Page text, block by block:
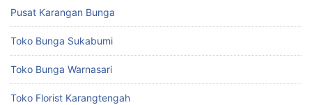
Pusat Karangan Bunga
Toko Bunga Sukabumi
Toko Bunga Warnasari
Toko Florist Karangtengah